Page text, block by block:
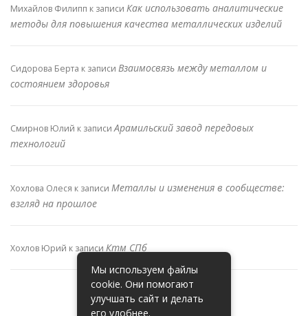
Михайлов Филипп к записи Как использовать аналитические
методы для повышения качества металлических изделий
Сидорова Берта к записи Взаимосвязь между металлом и
состоянием здоровья
Смирнов Юлий к записиАрамильский завод передовых
технологий
Хохлова Олеся к записи Металлы и изменения в сообществе:
взгляд на прошлое
Хохлов Юрий к записи Ктм СПб
Мы используем файлы
cookie. Они помогают
улучшать сайт и делать
его удобнее.